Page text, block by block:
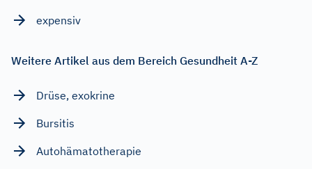
expensiv
Weitere Artikel aus dem Bereich Gesundheit A-Z
Drüse, exokrine
Bursitis
Autohämatotherapie